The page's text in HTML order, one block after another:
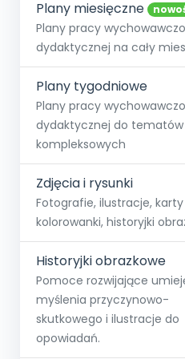
Społeczność
+48 12 631 04 10
O miesięczniku
Strona główna
O Akademii
Poznaj pakiet MAX
Testuj przez 7 dni
Wszystkie projekty
Skontaktuj się
Dodaj wpis
Plany miesięczne
Plany pracy
dydaktycznej na cały
Plany tygodniowe
Plany pracy
dydaktycznej do tematów
kompleksowych
Zdjęcia i rysunki
Fotografie, ilustracje,
kolorowanki, historyjki
Historyjki obrazkowe
Pomoce rozwijające
myślenia przyczynowo-
skutkowego i ilustracje do
opowiadań.